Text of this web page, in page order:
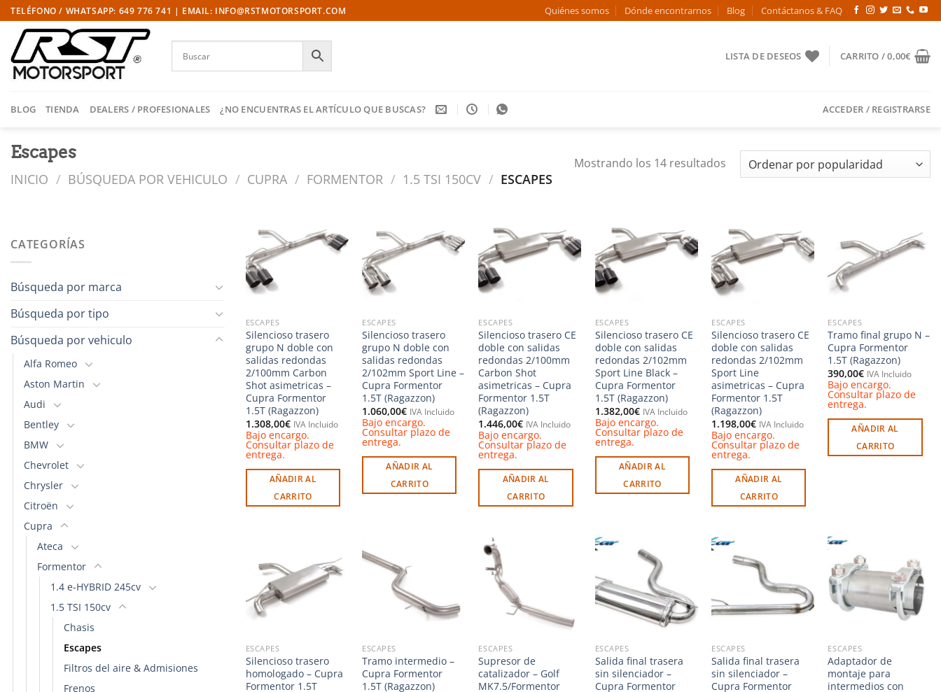
Saltar
al
contenido
TELÉFONO / WHATSAPP: 649 776 741 | EMAIL: INFO@RSTMOTORSPORT.COM Quiénes somos Dónde encontrarnos Blog Contáctanos & FAQ
LISTA DE DESEOS CARRITO /0,00€
BLOG TIENDA DEALERS / PROFESIONALES ¿NO ENCUENTRAS EL ARTÍCULO QUE BUSCAS? ACCEDER / REGISTRARSE
Escapes
INICIO / BÚSQUEDA POR VEHICULO / CUPRA / FORMENTOR / 1.5 TSI 150CV / ESCAPES
Mostrando los 14 resultadosOrdenado
por
CATEGORÍAS
Búsqueda por marca
Búsqueda por tipo
Búsqueda por vehiculo
Alfa Romeo
Aston Martin
Audi
Bentley
BMW
Chevrolet
Chrysler
Citroën
Cupra
Ateca
Formentor
1.4 e-HYBRID 245cv
1.5 TSI 150cv
Chasis
Escapes
Filtros del aire & Admisiones
Frenos
Añadir
ESCAPES
Silencioso trasero
grupo N doble con
salidas redondas
2/100mm Carbon
Shot asimetricas –
Cupra Formentor
1.5T (Ragazzon)
1.308,00€ IVA Incluido
Bajo encargo.
Consultar plazo de
entrega.
AÑADIR AL
CARRITO
Añadir
ESCAPES
Silencioso trasero
grupo N doble con
salidas redondas
2/102mm Sport Line –
Cupra Formentor
1.5T (Ragazzon)
1.060,00€ IVA Incluido
Bajo encargo.
Consultar plazo de
entrega.
AÑADIR AL
CARRITO
Añadir
a la
ESCAPES
Silencioso trasero CE
doble con salidas
redondas 2/100mm
Carbon Shot
asimetricas – Cupra
Formentor 1.5T
(Ragazzon)
1.446,00€ IVA Incluido
Bajo encargo.
Consultar plazo de
entrega.
AÑADIR AL
CARRITO
Añadir
ESCAPES
Silencioso trasero CE
doble con salidas
redondas 2/102mm
Sport Line Black –
Cupra Formentor
1.5T (Ragazzon)
1.382,00€ IVA Incluido
Bajo encargo.
Consultar plazo de
entrega.
AÑADIR AL
CARRITO
Añadir
ESCAPES
Silencioso trasero CE
doble con salidas
redondas 2/102mm
Sport Line
asimetricas – Cupra
Formentor 1.5T
(Ragazzon)
1.198,00€ IVA Incluido
Bajo encargo.
Consultar plazo de
entrega.
AÑADIR AL
CARRITO
Añadir
a la
ESCAPES
Tramo final grupo N –
Cupra Formentor
1.5T (Ragazzon)
390,00€ IVA Incluido
Bajo encargo.
Consultar plazo de
entrega.
AÑADIR AL
CARRITO
Añadir
a la
lista de
ESCAPES
Silencioso trasero
homologado – Cupra
Formentor 1.5T
deseos
ESCAPES
Tramo intermedio –
Cupra Formentor
1.5T (Ragazzon)
ESCAPES
Supresor de
catalizador – Golf
MK7.5/Formentor
Añadir
lista de
deseos
ESCAPES
Salida final trasera
sin silenciador –
Cupra Formentor
a la
lista de
deseos
ESCAPES
Salida final trasera
sin silenciador –
Cupra Formentor
Añadir
a la
lista de
deseos
ESCAPES
Adaptador de
montaje para
intermedios con